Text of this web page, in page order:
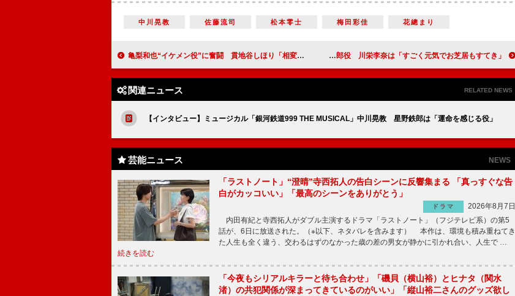
中川晃教 佐藤流司 松本零士 梅田彩佳 花總まり
亀梨和也“イケメン役”に奮闘 貫地谷しほり「相変わらず大好きでした」 本郷奏多「カムカムエヴリバディ」で五十嵐文四郎役 川栄李奈は「すごく元気でお芝居もすてき」
関連ニュース RELATED NEWS
【インタビュー】ミュージカル「銀河鉄道999 THE MUSICAL」中川晃教 星野鉄郎は「運命を感じる役」
芸能ニュース NEWS
「ラストノート」“澄晴”寺西拓人の告白シーンに反響集まる 「真っすぐな告
白がカッコいい」「最高のシーンをありがとう」
ドラマ
2026年8月7日
内田有紀と寺西拓人がダブル主演するドラマ「ラストノート」（フジテレビ系）の第5
話が、6日に放送された。（※以下、ネタバレを含みます） 本作は、環境も積み重ねてき
た人生も全く違う、交わるはずのなかった歳の差の男女が静かに引かれ合い、人生で …
続きを読む
「今夜もシリアルキラーと待ち合わせ」「磯貝（横山裕）とヒナタ（関水
渚）の共犯関係が深まってきているのがいい」「縦山裕二さんのグッズ欲し